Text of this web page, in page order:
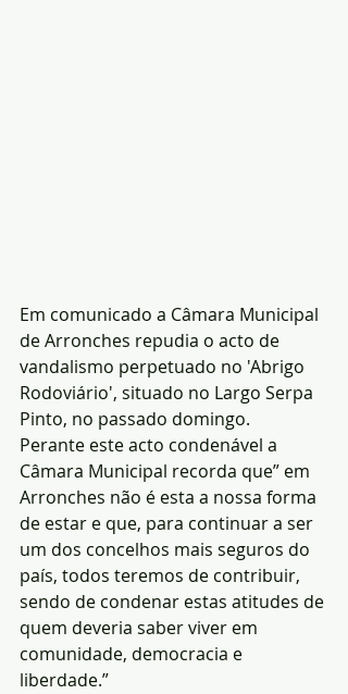
Em comunicado a Câmara Municipal
de Arronches repudia o acto de
vandalismo perpetuado no 'Abrigo
Rodoviário', situado no Largo Serpa
Pinto, no passado domingo.
Perante este acto condenável a
Câmara Municipal recorda que” em
Arronches não é esta a nossa forma
de estar e que, para continuar a ser
um dos concelhos mais seguros do
país, todos teremos de contribuir,
sendo de condenar estas atitudes de
quem deveria saber viver em
comunidade, democracia e
liberdade.”